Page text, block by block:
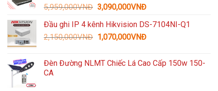
1,489,000VNĐ.
5,959,000VNĐ Giá
là:
5,959,000VNĐ.
3,090,000VNĐGiá
tại
là:
Đầu ghi IP 4 kênh Hikvision DS-7104NI-Q1
2,150,000VNĐ Giá
2,150,000VNĐ.
1,070,000VNĐGiá
là:
Đèn Đường NLMT Chiếc Lá Cao Cấp 150w 150-
CA